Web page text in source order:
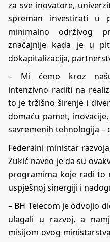
za sve inovatore,
spreman investirati u
minimalno održivog
značajnije kada je u
dokapitalizacija,
– Mi ćemo kroz
intenzivno raditi na
to je tržišno širenje i
domaću pamet,
savremenih tehnologija –
Federalni ministar
Zukić naveo je da su
programima koje radi to
uspješnoj sinergiji i
– BH Telecom je odvojio
ulagali u razvoj, a
misijom ovog